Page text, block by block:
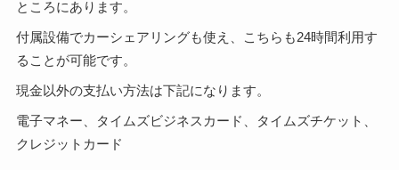
ところにあります。
付属設備でカーシェアリングも使え、こちらも24時間利用す
ることが可能です。
現金以外の支払い方法は下記になります。
電子マネー、タイムズビジネスカード、タイムズチケット、
クレジットカード